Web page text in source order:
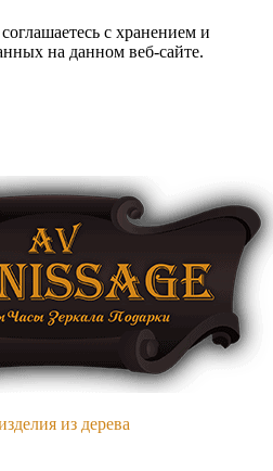
с хранением и
на данном веб-сайте.
из дерева